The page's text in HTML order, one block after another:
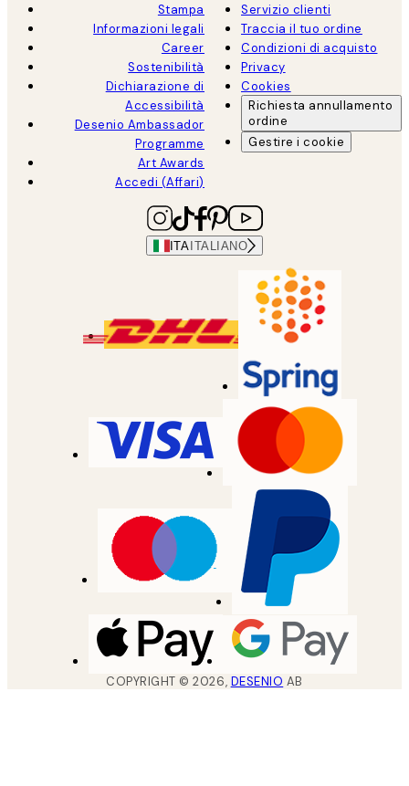
Stampa
Informazioni legali
Career
Sostenibilità
Dichiarazione di
Accessibilità
Desenio Ambassador
Programme
Art Awards
Accedi (Affari)
Servizio clienti
Traccia il tuo ordine
Condizioni di acquisto
Privacy
Cookies
Richiesta annullamento
ordine
Gestire i cookie
ITA ITALIANO
COPYRIGHT ©2026, DESENIO AB